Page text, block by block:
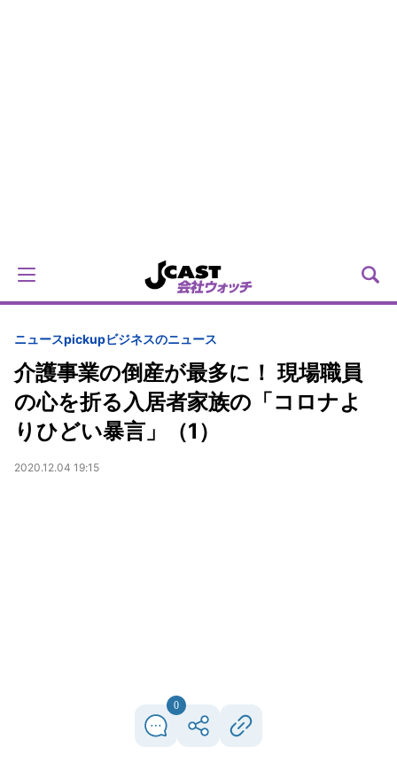
ニュースpickupビジネスのニュース
介護事業の倒産が最多に！ 現場職員
の心を折る入居者家族の「コロナよ
りひどい暴言」（1）
2020.12.04 19:15
0